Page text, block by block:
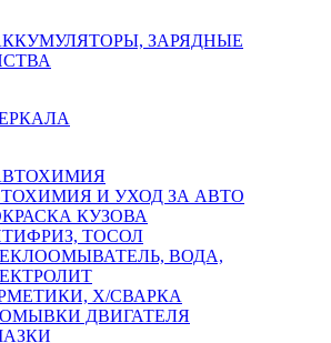
ЗАРЯДНЫЕ
И УХОД ЗА АВТО
КУЗОВА
ТОСОЛ
ВОДА,
Х/СВАРКА
ДВИГАТЕЛЯ